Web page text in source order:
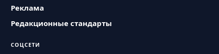
Реклама
Редакционные стандарты
СОЦСЕТИ